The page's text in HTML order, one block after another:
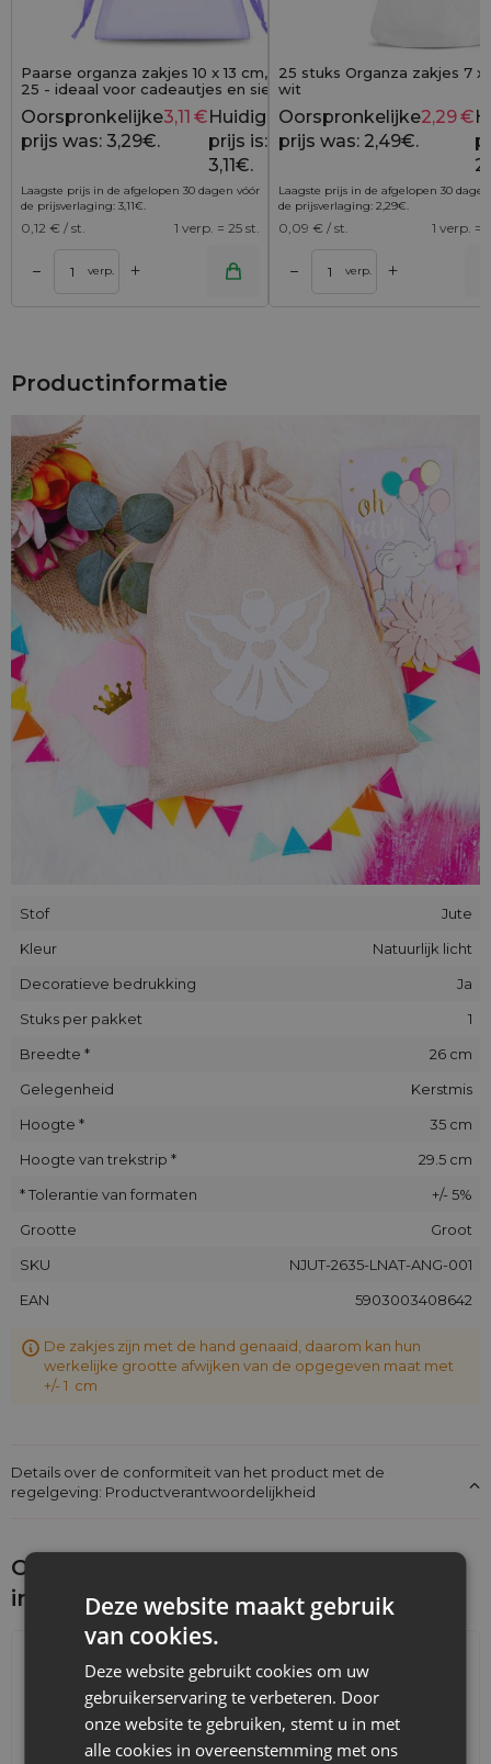
Paarse organza zakjes 10 x 13 cm, set van
25 - ideaal voor cadeautjes en sieraden
3,29 €
Oorspronkelijke
prijs was: 3,29€.
3,11 €Huidige
prijs is:
3,11€.
Laagste prijs in de afgelopen 30 dagen vóór
de prijsverlaging: 3,11€
0,12 € / st. 1 verp. = 25 st.
– verp. +
25 stuks Organza zakjes 7 x
wit
Oorspronkelijke
prijs was: 2,49€.
2,29€
Laagste prijs in de afgelopen 30
de prijsverlaging: 2,29€
0,09 € / st. 1 verp. =
– verp. +
Toevoegen aan winkelwagen Toevoegen aan
Productinformatie
Stof
Jute
Kleur
Natuurlijk licht
Decoratieve bedrukking
Ja
Stuks per pakket
1
Breedte *
26 cm
Gelegenheid
Kerstmis
Hoogte *
35 cm
Hoogte van trekstrip *
29.5 cm
* Tolerantie van formaten
+/- 5%
Grootte
Groot
SKU
NJUT-2635-LNAT-ANG-001
EAN
5903003408642
De zakjes zijn met de hand genaaid, daarom kan hun
werkelijke grootte afwijken van de opgegeven maat met
+/- 1 cm
Details over de conformiteit van het product met de
regelgeving: Productverantwoordelijkheid
Ontdek wat je nog meer zou kunnen
interesserenDeze website maakt gebruik
van cookies.
Deze website gebruikt cookies om uw
gebruikerservaring te verbeteren. Door
onze website te gebruiken, stemt u in met
alle cookies in overeenstemming met ons